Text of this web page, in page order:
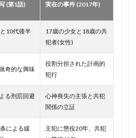
(第1話) 実在の事件 (2017年)
10代後半
17歳の少女と18歳の共
犯者(女性)
奇的な興味
役割分担された計画的
犯行
る刑罰回避
心神喪失の主張と共犯
関係の立証
による緩
主犯に懲役20年、共犯